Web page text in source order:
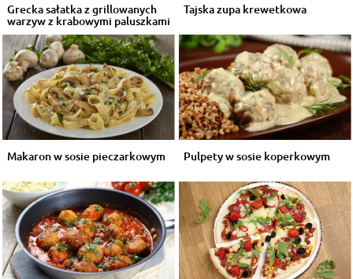
Grecka sałatka z grillowanych
warzyw z krabowymi paluszkami
...
Tajska zupa krewetkowa
Makaron w sosie pieczarkowym Pulpety w sosie koperkowym